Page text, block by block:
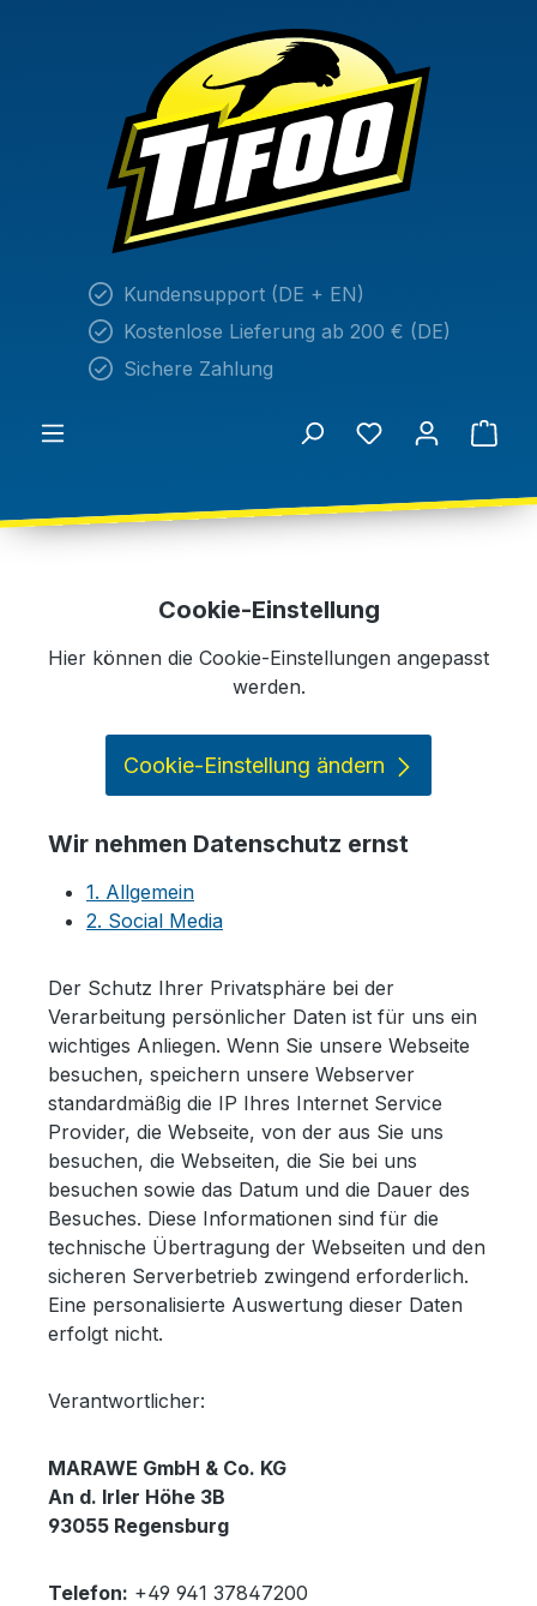
Kundensupport (DE + EN)
Kostenlose Lieferung ab 200 € (DE)
Sichere Zahlung
Cookie-Einstellung
Hier können die Cookie-Einstellungen angepasst
werden.
Cookie-Einstellung ändern
Wir nehmen Datenschutz ernst
1. Allgemein
2. Social Media
Der Schutz Ihrer Privatsphäre bei der
Verarbeitung persönlicher Daten ist für uns ein
wichtiges Anliegen. Wenn Sie unsere Webseite
besuchen, speichern unsere Webserver
standardmäßig die IP Ihres Internet Service
Provider, die Webseite, von der aus Sie uns
besuchen, die Webseiten, die Sie bei uns
besuchen sowie das Datum und die Dauer des
Besuches. Diese Informationen sind für die
technische Übertragung der Webseiten und den
sicheren Serverbetrieb zwingend erforderlich.
Eine personalisierte Auswertung dieser Daten
erfolgt nicht.
Verantwortlicher:
MARAWE GmbH & Co. KG
An d. Irler Höhe 3B
93055 Regensburg
Telefon: +49 941 37847200